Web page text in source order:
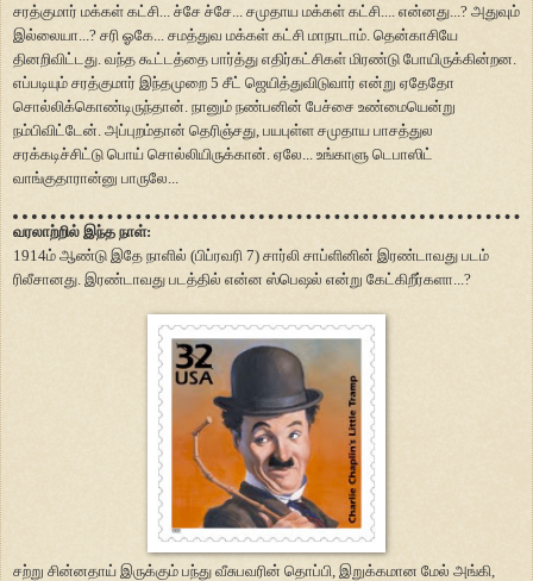
சரத்குமார் மக்கள் கட்சி... ச்சே ச்சே... சமுதாய மக்கள் கட்சி.... என்னது...? அதுவும்
இல்லையா...? சரி ஓகே... சமத்துவ மக்கள் கட்சி மாநாடாம். தென்காசியே
தினறிவிட்டது. வந்த கூட்டத்தை பார்த்து எதிர்கட்சிகள் மிரண்டு போயிருக்கின்றன.
எப்படியும் சரத்குமார் இந்தமுறை 5 சீட் ஜெயித்துவிடுவார் என்று ஏதேதோ
சொல்லிக்கொண்டிருந்தான். நானும் நண்பனின் பேச்சை உண்மையென்று
நம்பிவிட்டேன். அப்புறம்தான் தெரிஞ்சது, பயபுள்ள சமுதாய பாசத்துல
சரக்கடிச்சிட்டு பொய் சொல்லியிருக்கான். ஏலே... உங்காளு டெபாஸிட்
வாங்குதாரான்னு பாருலே...
வரலாற்றில் இந்த நாள்:
1914ம் ஆண்டு இதே நாளில் (பிப்ரவரி 7) சார்லி சாப்ளினின் இரண்டாவது படம்
ரிலீசானது. இரண்டாவது படத்தில் என்ன ஸ்பெஷல் என்று கேட்கிறீர்களா...?
சற்று சின்னதாய் இருக்கும் பந்து வீசுபவரின் தொப்பி, இறுக்கமான மேல் அங்கி,